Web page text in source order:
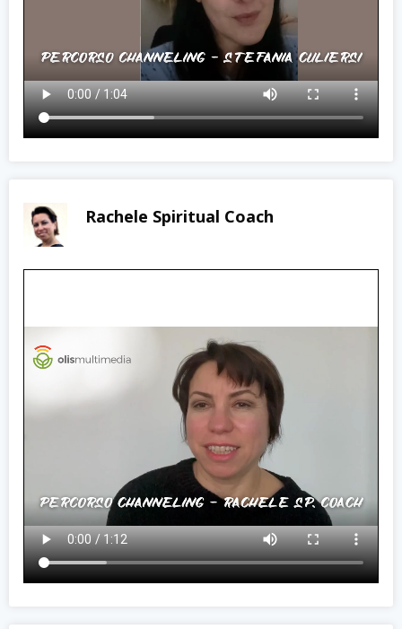
Rachele Spiritual Coach